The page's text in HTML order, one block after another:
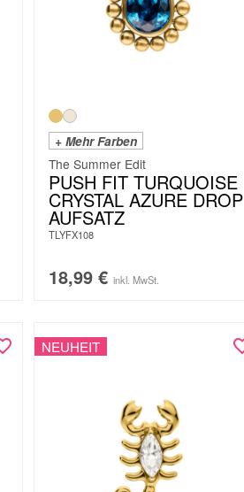
+ Mehr Farben
The Summer Edit
PUSH FIT TURQUOISE
CRYSTAL AZURE DROP
AUFSATZ
TLYFX108
18,99 € inkl. MwSt.
NEUHEIT